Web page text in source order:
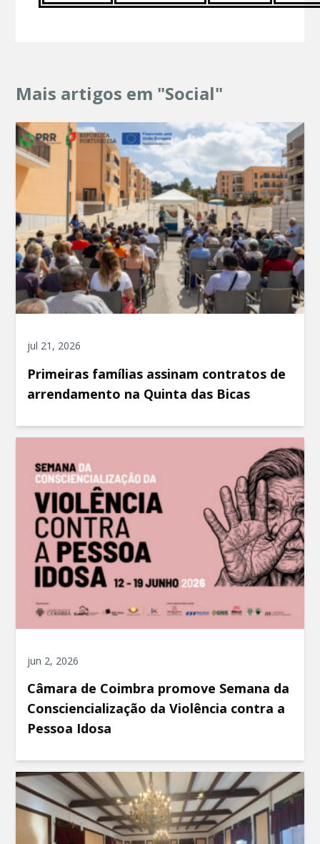
Mais artigos em "Social"
jul 21, 2026
Primeiras famílias assinam contratos de
arrendamento na Quinta das Bicas
jun 2, 2026
Câmara de Coimbra promove Semana da
Consciencialização da Violência contra a
Pessoa Idosa